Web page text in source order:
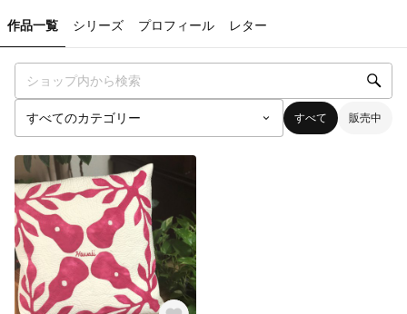
作品一覧 シリーズ プロフィール レター
すべて 販売中